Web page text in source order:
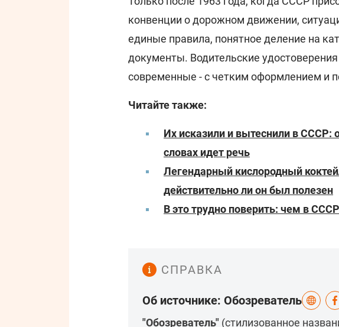
конвенции о дорожном движении,
единые правила, понятное деление на
документы. Водительские
современные - с четким оформлением и
Читайте также:
Их исказили и вытеснили в СССР:
словах идет речь
Легендарный кислородный
действительно ли он был полезен
В это трудно поверить: чем в
СПРАВКА
Об источнике: Обозреватель
"Обозреватель" (стилизованное